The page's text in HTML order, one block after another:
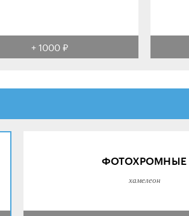
+ 1000 ₽
ФОТОХРОМНЫЕ
хамелеон